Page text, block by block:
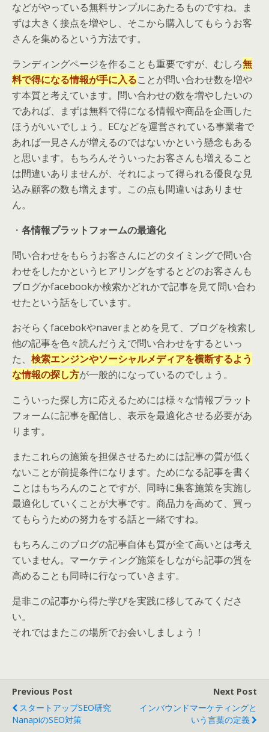
などがやっている無料サンプルにあたるものですね。ま
ずは大きく接点を増やし、そこから購入してもらうお客
さんを集めるという方法です。
ランディングページを作ることも重要ですが、むしろ無
料で得になる情報が手に入ることが問い合わせ数を増や
す本質と考えています。問い合わせの数を増やしたいの
であれば、まずは無料で得になる情報や商品を企画した
ほうがいいでしょう。ECなどを運営されている事業者で
あれば一見さんが増えるのではないかという懸念もある
と思います。もちろんそういったお客さんも増えること
は間違いありませんが、それによって得られる優良な見
込み顧客の数も増えます。この点も間違いはありませ
ん。
・ 各情報プラットフォームの最適化
問い合わせをもらうお客さんにどのタイミングで問い合
わせをしたかというヒアリングをするとどのお客さんも
ブログかfacebookか検索かどれかで記事を見て問い合わ
せたという話をしています。
おそらくfacebokやnaverまとめを見て、ブログを検索し
他の記事を色々読んだうえで問い合わせをするといっ
た、 検索エンジンやソーシャルメディアを横断するよう
な情報の探し方が一般的になっているのでしょう。
こういった探し方に応えるためには様々な情報プラット
フォームに記事を配信し、表示を最適化させる必要があ
ります。
またこれらの施策を担保させるためには記事の質が低く
ないことが前提条件になります。ためになる記事を書く
ことはもちろんのことですが、同時に集客施策を実施し
最適化していくことが大事です。商品力を高めて、買っ
てもらうための努力をする話と一緒ですね。
もちろんこのブログの記事自体も質が全て高いとは考え
ていません。マーケティング施策をしながら記事の質を
高めることも同時に行なっていきます。
是非この記事から得た学びを実践に移してみてくださ
い。
それではまたこの場所でお会いしましょう！
Previous Post
スタートアップSEO研究
NanapiのSEO対策
Next Post
インバウンドマーケティングと
いう言葉の定義